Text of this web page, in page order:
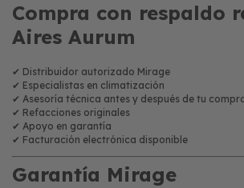
Compra con respaldo
Aires Aurum
✔ Distribuidor autorizado Mirage
✔ Especialistas en climatización
✔ Asesoría técnica antes y después de tu
✔ Refacciones originales
✔ Apoyo en garantía
✔ Facturación electrónica disponible
Garantía Mirage